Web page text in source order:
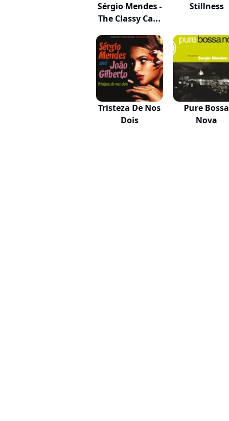
Sérgio Mendes -
The Classy Ca...
Stillness
Tristeza De Nos
Dois
Pure Bossa
Nova